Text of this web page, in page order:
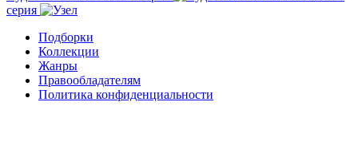
серия
Подборки
Коллекции
Жанры
Правообладателям
Политика конфиденциальности